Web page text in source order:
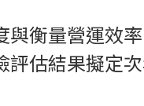
衡量營運效
估結果擬定